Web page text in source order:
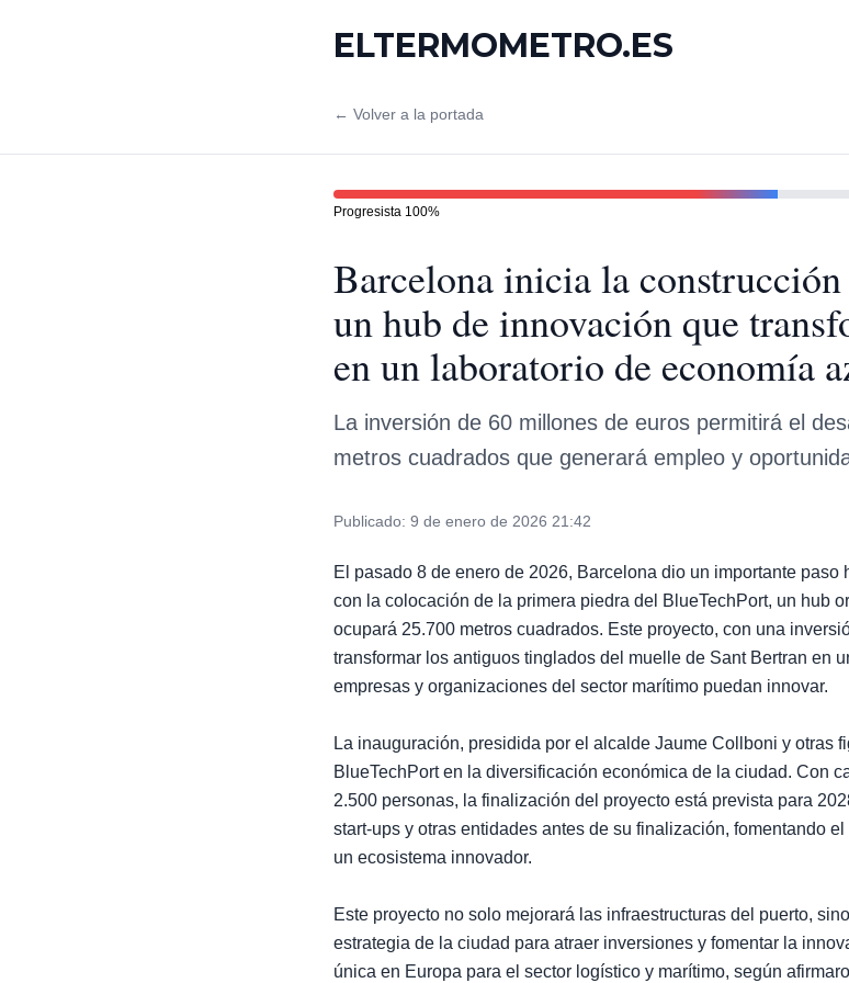
ELTERMOMETRO.ES
← Volver a la portada
Progresista 100%
Barcelona inicia la
un hub de innovación que
en un laboratorio de economía
La inversión de 60 millones de euros permitirá el
metros cuadrados que generará empleo y
Publicado: 9 de enero de 2026 21:42
El pasado 8 de enero de 2026, Barcelona dio un importante
con la colocación de la primera piedra del BlueTechPort, un hub
ocupará 25.700 metros cuadrados. Este proyecto, con una
transformar los antiguos tinglados del muelle de Sant Bertran en
empresas y organizaciones del sector marítimo puedan innovar.
La inauguración, presidida por el alcalde Jaume Collboni y otras
BlueTechPort en la diversificación económica de la ciudad. Con
2.500 personas, la finalización del proyecto está prevista para
start-ups y otras entidades antes de su finalización, fomentando
un ecosistema innovador.
Este proyecto no solo mejorará las infraestructuras del puerto,
estrategia de la ciudad para atraer inversiones y fomentar la
única en Europa para el sector logístico y marítimo, según